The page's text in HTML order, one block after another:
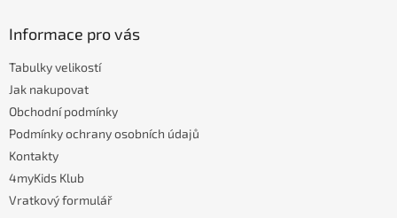
Informace pro vás
Tabulky velikostí
Jak nakupovat
Obchodní podmínky
Podmínky ochrany osobních údajů
Kontakty
4myKids Klub
Vratkový formulář